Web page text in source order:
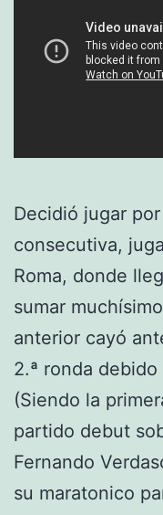
Decidió jugar
consecutiva,
Roma, donde
sumar
anterior cayó
2.ª ronda
(Siendo la
partido debut
Fernando
su maratonico